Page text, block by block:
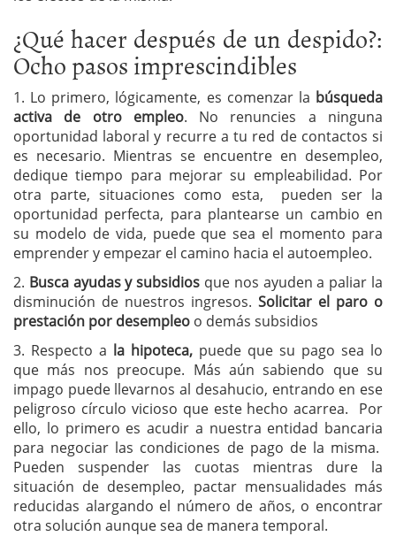
¿Qué hacer después de un despido?:
Ocho pasos imprescindibles
1. Lo primero, lógicamente, es comenzar la búsqueda
activa de otro empleo. No renuncies a ninguna
oportunidad laboral y recurre a tu red de contactos si
es necesario. Mientras se encuentre en desempleo,
dedique tiempo para mejorar su empleabilidad. Por
otra parte, situaciones como esta, pueden ser la
oportunidad perfecta, para plantearse un cambio en
su modelo de vida, puede que sea el momento para
emprender y empezar el camino hacia el autoempleo.
2. Busca ayudas y subsidios que nos ayuden a paliar la
disminución de nuestros ingresos. Solicitar el paro o
prestación por desempleo o demás subsidios
3. Respecto a la hipoteca, puede que su pago sea lo
que más nos preocupe. Más aún sabiendo que su
impago puede llevarnos al desahucio, entrando en ese
peligroso círculo vicioso que este hecho acarrea. Por
ello, lo primero es acudir a nuestra entidad bancaria
para negociar las condiciones de pago de la misma.
Pueden suspender las cuotas mientras dure la
situación de desempleo, pactar mensualidades más
reducidas alargando el número de años, o encontrar
otra solución aunque sea de manera temporal.